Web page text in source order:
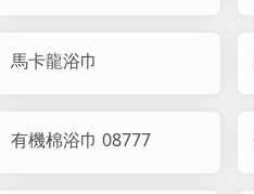
馬卡龍浴巾
有機棉浴巾 08777